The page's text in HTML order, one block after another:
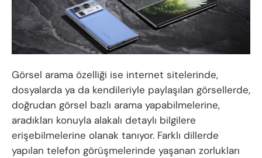
Görsel arama özelliği ise internet sitelerinde,
dosyalarda ya da kendileriyle paylaşılan görsellerde,
doğrudan görsel bazlı arama yapabilmelerine,
aradıkları konuyla alakalı detaylı bilgilere
erişebilmelerine olanak tanıyor. Farklı dillerde
yapılan telefon görüşmelerinde yaşanan zorlukları